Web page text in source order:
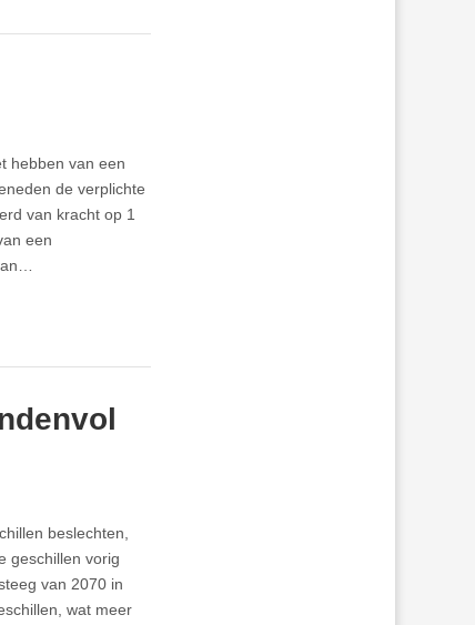
hebben van een
de verplichte
van kracht op 1
een
beslechten,
geschillen vorig
van 2070 in
wat meer